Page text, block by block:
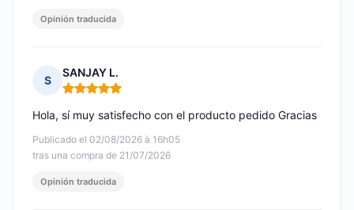
Opinión traducida
S
SANJAY L.
Nota: 5 de 5
Publicado el 02/08/2026 à 16h05
tras una compra de 21/07/2026
Hola, sí muy satisfecho con el producto pedido Gracias
Opinión traducida